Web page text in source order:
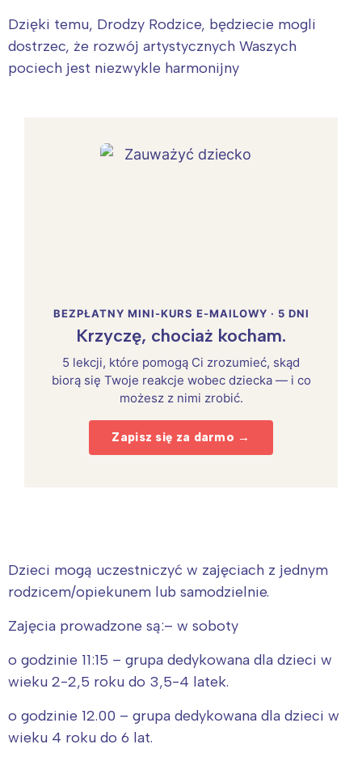
Dzięki temu, Drodzy Rodzice, będziecie mogli
dostrzec, że rozwój artystycznych Waszych
pociech jest niezwykle harmonijny
BEZPŁATNY MINI-KURS E-MAILOWY · 5 DNI
Krzyczę, chociaż kocham.
5 lekcji, które pomogą Ci zrozumieć, skąd
biorą się Twoje reakcje wobec dziecka — i co
możesz z nimi zrobić.
Zapisz się za darmo →
Dzieci mogą uczestniczyć w zajęciach z jednym
rodzicem/opiekunem lub samodzielnie.
Zajęcia prowadzone są:– w soboty
o godzinie 11:15 – grupa dedykowana dla dzieci w
wieku 2-2,5 roku do 3,5-4 latek.
o godzinie 12.00 – grupa dedykowana dla dzieci w
wieku 4 roku do 6 lat.